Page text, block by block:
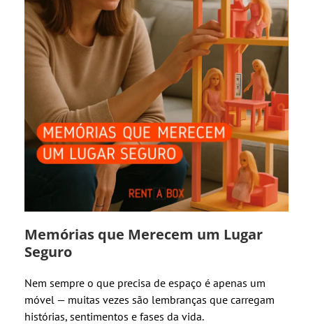
Memórias que Merecem um Lugar
Seguro
Nem sempre o que precisa de espaço é apenas um
móvel — muitas vezes são lembranças que carregam
histórias, sentimentos e fases da vida.